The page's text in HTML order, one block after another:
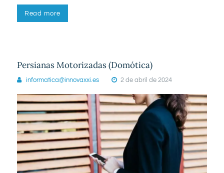
Read more
Persianas Motorizadas (Domótica)
informatica@innovaxxi.es 2 de abril de 2024